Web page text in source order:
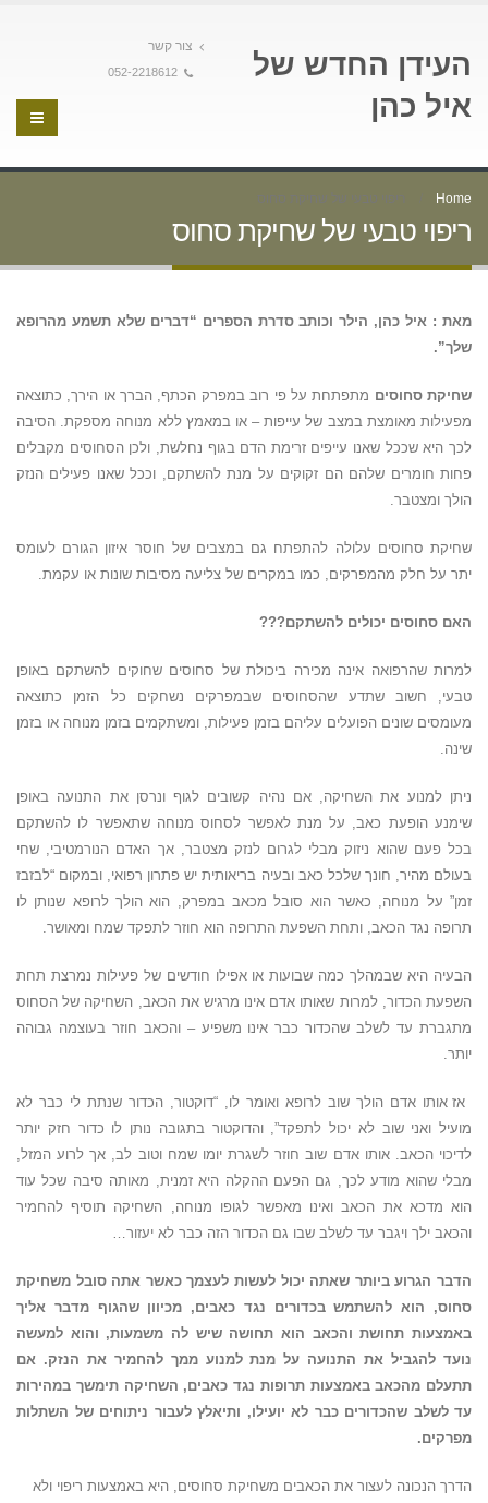
העידן החדש של
איל כהן
צור קשר
052-2218612
Home ריפוי טבעי של שחיקת סחוס
ריפוי טבעי של שחיקת סחוס
מאת : איל כהן, הילר וכותב סדרת הספרים “דברים שלא תשמע מהרופא
שלך”.
שחיקת סחוסים מתפתחת על פי רוב במפרק הכתף, הברך או הירך, כתוצאה
מפעילות מאומצת במצב של עייפות – או במאמץ ללא מנוחה מספקת. הסיבה
לכך היא שככל שאנו עייפים זרימת הדם בגוף נחלשת, ולכן הסחוסים מקבלים
פחות חומרים שלהם הם זקוקים על מנת להשתקם, וככל שאנו פעילים הנזק
הולך ומצטבר.
שחיקת סחוסים עלולה להתפתח גם במצבים של חוסר איזון הגורם לעומס
יתר על חלק מהמפרקים, כמו במקרים של צליעה מסיבות שונות או עקמת.
האם סחוסים יכולים להשתקם???
למרות שהרפואה אינה מכירה ביכולת של סחוסים שחוקים להשתקם באופן
טבעי, חשוב שתדע שהסחוסים שבמפרקים נשחקים כל הזמן כתוצאה
מעומסים שונים הפועלים עליהם בזמן פעילות, ומשתקמים בזמן מנוחה או בזמן
שינה.
ניתן למנוע את השחיקה, אם נהיה קשובים לגוף ונרסן את התנועה באופן
שימנע הופעת כאב, על מנת לאפשר לסחוס מנוחה שתאפשר לו להשתקם
בכל פעם שהוא ניזוק מבלי לגרום לנזק מצטבר, אך האדם הנורמטיבי, שחי
בעולם מהיר, חונך שלכל כאב ובעיה בריאותית יש פתרון רפואי, ובמקום “לבזבז
זמן” על מנוחה, כאשר הוא סובל מכאב במפרק, הוא הולך לרופא שנותן לו
תרופה נגד הכאב, ותחת השפעת התרופה הוא חוזר לתפקד שמח ומאושר.
הבעיה היא שבמהלך כמה שבועות או אפילו חודשים של פעילות נמרצת תחת
השפעת הכדור, למרות שאותו אדם אינו מרגיש את הכאב, השחיקה של הסחוס
מתגברת עד לשלב שהכדור כבר אינו משפיע – והכאב חוזר בעוצמה גבוהה
יותר.
אז אותו אדם הולך שוב לרופא ואומר לו, “דוקטור, הכדור שנתת לי כבר לא
מועיל ואני שוב לא יכול לתפקד”, והדוקטור בתגובה נותן לו כדור חזק יותר
לדיכוי הכאב. אותו אדם שוב חוזר לשגרת יומו שמח וטוב לב, אך לרוע המזל,
מבלי שהוא מודע לכך, גם הפעם ההקלה היא זמנית, מאותה סיבה שכל עוד
הוא מדכא את הכאב ואינו מאפשר לגופו מנוחה, השחיקה תוסיף להחמיר
והכאב ילך ויגבר עד לשלב שבו גם הכדור הזה כבר לא יעזור…
הדבר הגרוע ביותר שאתה יכול לעשות לעצמך כאשר אתה סובל משחיקת
סחוס, הוא להשתמש בכדורים נגד כאבים, מכיוון שהגוף מדבר אליך
באמצעות תחושת והכאב הוא תחושה שיש לה משמעות, והוא למעשה
נועד להגביל את התנועה על מנת למנוע ממך להחמיר את הנזק. אם
תתעלם מהכאב באמצעות תרופות נגד כאבים, השחיקה תימשך במהירות
עד לשלב שהכדורים כבר לא יועילו, ותיאלץ לעבור ניתוחים של השתלות
מפרקים.
הדרך הנכונה לעצור את הכאבים משחיקת סחוסים, היא באמצעות ריפוי ולא